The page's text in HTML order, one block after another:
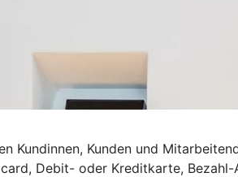
Kundinnen, Kunden und
Debit- oder Kreditkarte,